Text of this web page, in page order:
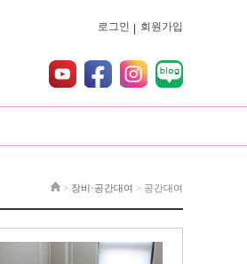
로그인 회원가입
> 장비·공간대여 > 공간대여